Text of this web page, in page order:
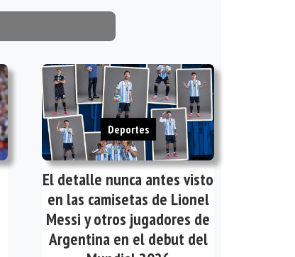
El detalle nunca antes visto
en las camisetas de Lionel
Messi y otros jugadores de
Argentina en el debut del
Deportes